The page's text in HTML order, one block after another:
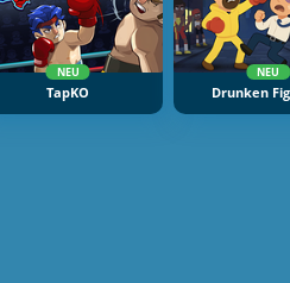
NEU
TapKO
NEU
Drunken